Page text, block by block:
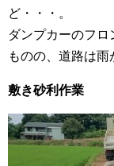
ど・・・。
ダンプカーのフ
ものの、道路は雨
敷き砂利作業